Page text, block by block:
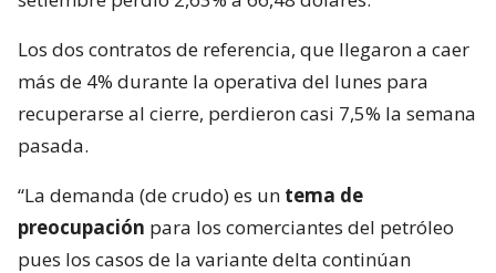
Los dos contratos de referencia, que llegaron a caer
más de 4% durante la operativa del lunes para
recuperarse al cierre, perdieron casi 7,5% la semana
pasada.
“La demanda (de crudo) es un tema de
preocupación para los comerciantes del petróleo
pues los casos de la variante delta continúan